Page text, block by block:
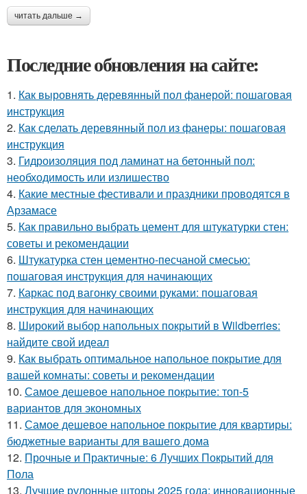
читать дальше →
Последние обновления на сайте:
1. Как выровнять деревянный пол фанерой: пошаговая
инструкция
2. Как сделать деревянный пол из фанеры: пошаговая
инструкция
3. Гидроизоляция под ламинат на бетонный пол:
необходимость или излишество
4. Какие местные фестивали и праздники проводятся в
Арзамасе
5. Как правильно выбрать цемент для штукатурки стен:
советы и рекомендации
6. Штукатурка стен цементно-песчаной смесью:
пошаговая инструкция для начинающих
7. Каркас под вагонку своими руками: пошаговая
инструкция для начинающих
8. Широкий выбор напольных покрытий в Wildberries:
найдите свой идеал
9. Как выбрать оптимальное напольное покрытие для
вашей комнаты: советы и рекомендации
10. Самое дешевое напольное покрытие: топ-5
вариантов для экономных
11. Самое дешевое напольное покрытие для квартиры:
бюджетные варианты для вашего дома
12. Прочные и Практичные: 6 Лучших Покрытий для
Пола
13. Лучшие рулонные шторы 2025 года: инновационные